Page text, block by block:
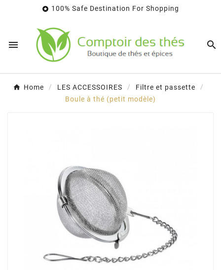
 100% Safe Destination For Shopping
 
Home LES ACCESSOIRES
Filtre et passette
Boule à thé (petit modèle)